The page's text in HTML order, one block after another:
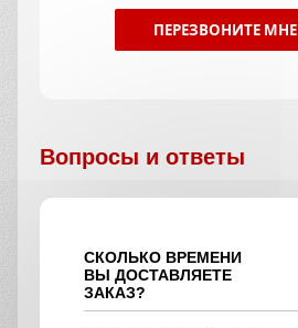
ПЕРЕЗВОНИТЕ МНЕ
Вопросы и ответы
СКОЛЬКО ВРЕМЕНИ
ВЫ ДОСТАВЛЯЕТЕ
ЗАКАЗ?